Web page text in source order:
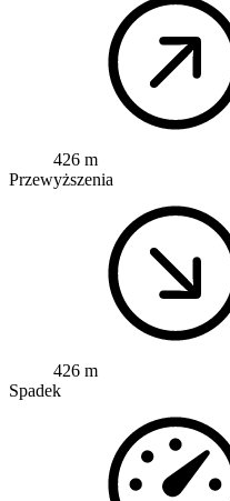
426 m
Przewyższenia
426 m
Spadek